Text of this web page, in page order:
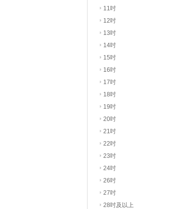
11吋
12吋
13吋
14吋
15吋
16吋
17吋
18吋
19吋
20吋
21吋
22吋
23吋
24吋
26吋
27吋
28吋及以上